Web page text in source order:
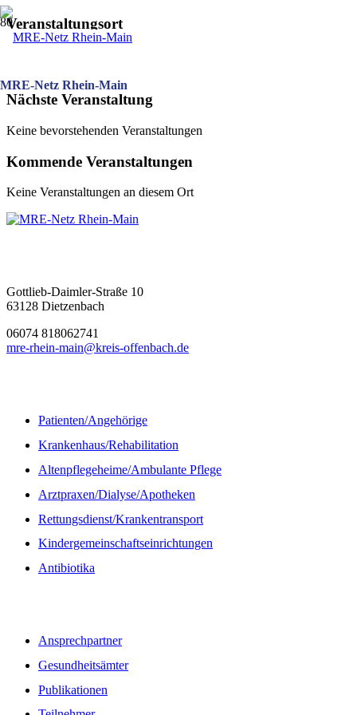
MRE-Netz Rhein-Main
Veranstaltungsort
Nächste Veranstaltung
Keine bevorstehenden Veranstaltungen
Kommende Veranstaltungen
Keine Veranstaltungen an diesem Ort
Gottlieb-Daimler-Straße 10
63128 Dietzenbach
06074 818062741
mre-rhein-main@kreis-offenbach.de
Patienten/Angehörige
Krankenhaus/Rehabilitation
Altenpflegeheime/Ambulante Pflege
Arztpraxen/Dialyse/Apotheken
Rettungsdienst/Krankentransport
Kindergemeinschaftseinrichtungen
Antibiotika
Ansprechpartner
Gesundheitsämter
Publikationen